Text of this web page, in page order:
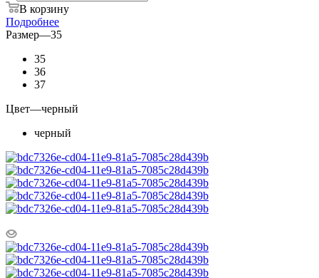
В корзину
Подробнее
Размер—35
35
36
37
Цвет—черный
черный